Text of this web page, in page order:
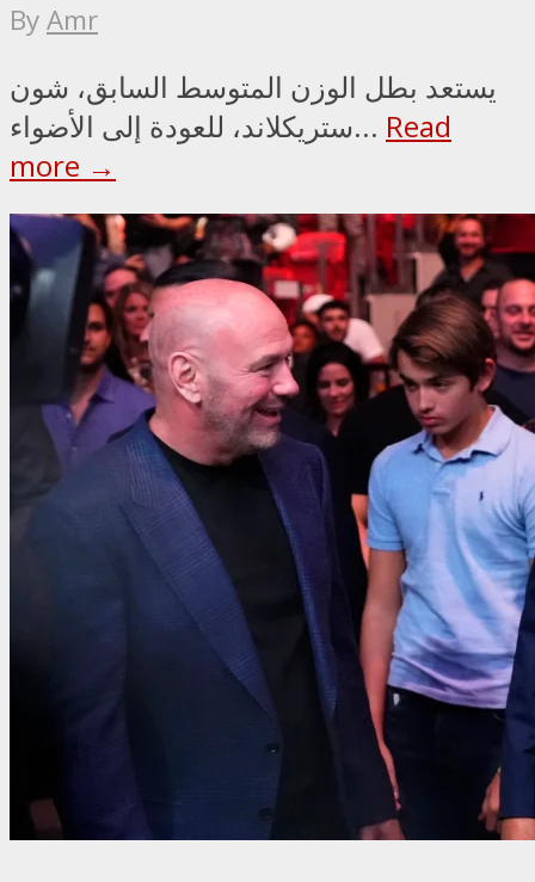
ByAmr
يستعد بطل الوزن المتوسط السابق، شون
ستريكلاند، للعودة إلى الأضواء... Read
more →